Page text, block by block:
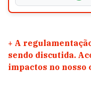
+ A
sendo discutida.
impactos no nosso